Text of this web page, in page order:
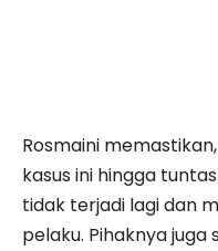
Rosmaini
kasus ini hingga
tidak terjadi lagi dan
pelaku. Pihaknya juga